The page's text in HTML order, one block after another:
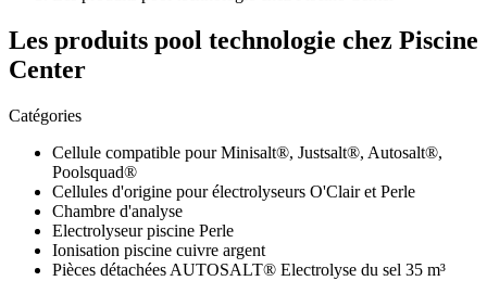
Les produits pool technologie chez Piscine
Center
Catégories
Cellule compatible pour Minisalt®, Justsalt®, Autosalt®,
Poolsquad®
Cellules d'origine pour électrolyseurs O'Clair et Perle
Chambre d'analyse
Electrolyseur piscine Perle
Ionisation piscine cuivre argent
Pièces détachées AUTOSALT® Electrolyse du sel 35 m³